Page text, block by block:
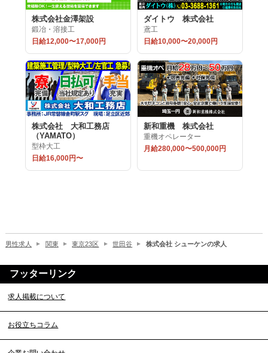
株式会社金澤架設
鍛冶・溶接工
日給12,000〜17,000円
ダイトウ 株式会社
鳶工
日給10,000〜20,000円
株式会社 大和工務店
（YAMATO）
型枠大工
日給16,000円〜
新和重機 株式会社
重機オペレーター
月給280,000〜500,000円
男性求人 関東 東京23区 世田谷 株式会社 シューケンの求人
フッターリンク
求人掲載について
お役立ちコラム